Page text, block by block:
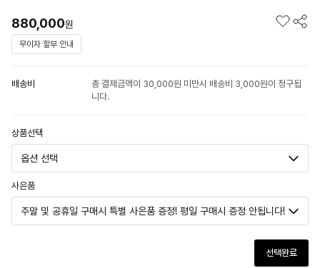
880,000원
무이자 할부 안내
배송비
총 결제금액이 30,000원 미만시 배송비 3,000원이 청구됩
니다.
상품선택
사은품
선택완료